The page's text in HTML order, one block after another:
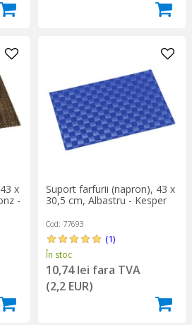
x
-
Suport farfurii (napron), 43 x
30,5 cm, Albastru - Kesper
Cod: 77693
(1)
În stoc
10,74 lei fara TVA
(2,2 EUR)